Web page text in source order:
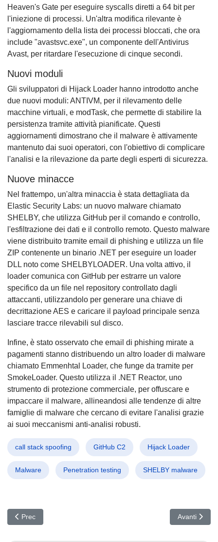
Heaven's Gate per eseguire syscalls diretti a 64 bit per
l'iniezione di processi. Un'altra modifica rilevante è
l'aggiornamento della lista dei processi bloccati, che ora
include "avastsvc.exe", un componente dell'Antivirus
Avast, per ritardare l'esecuzione di cinque secondi.
Nuovi moduli
Gli sviluppatori di Hijack Loader hanno introdotto anche
due nuovi moduli: ANTIVM, per il rilevamento delle
macchine virtuali, e modTask, che permette di stabilire la
persistenza tramite attività pianificate. Questi
aggiornamenti dimostrano che il malware è attivamente
mantenuto dai suoi operatori, con l'obiettivo di complicare
l'analisi e la rilevazione da parte degli esperti di sicurezza.
Nuove minacce
Nel frattempo, un'altra minaccia è stata dettagliata da
Elastic Security Labs: un nuovo malware chiamato
SHELBY, che utilizza GitHub per il comando e controllo,
l'esfiltrazione dei dati e il controllo remoto. Questo malware
viene distribuito tramite email di phishing e utilizza un file
ZIP contenente un binario .NET per eseguire un loader
DLL noto come SHELBYLOADER. Una volta attivo, il
loader comunica con GitHub per estrarre un valore
specifico da un file nel repository controllato dagli
attaccanti, utilizzandolo per generare una chiave di
decrittazione AES e caricare il payload principale senza
lasciare tracce rilevabili sul disco.
Infine, è stato osservato che email di phishing mirate a
pagamenti stanno distribuendo un altro loader di malware
chiamato Emmenhtal Loader, che funge da tramite per
SmokeLoader. Questo utilizza il .NET Reactor, uno
strumento di protezione commerciale, per offuscare e
impaccare il malware, allineandosi alle tendenze di altre
famiglie di malware che cercano di evitare l'analisi grazie
ai suoi meccanismi anti-analisi robusti.
call stack spoofing GitHub C2 Hijack Loader
Malware Penetration testing SHELBY malware
Articolo precedente: Phishing e Malware: RaccoonO365
Prec Articolo
Avanti